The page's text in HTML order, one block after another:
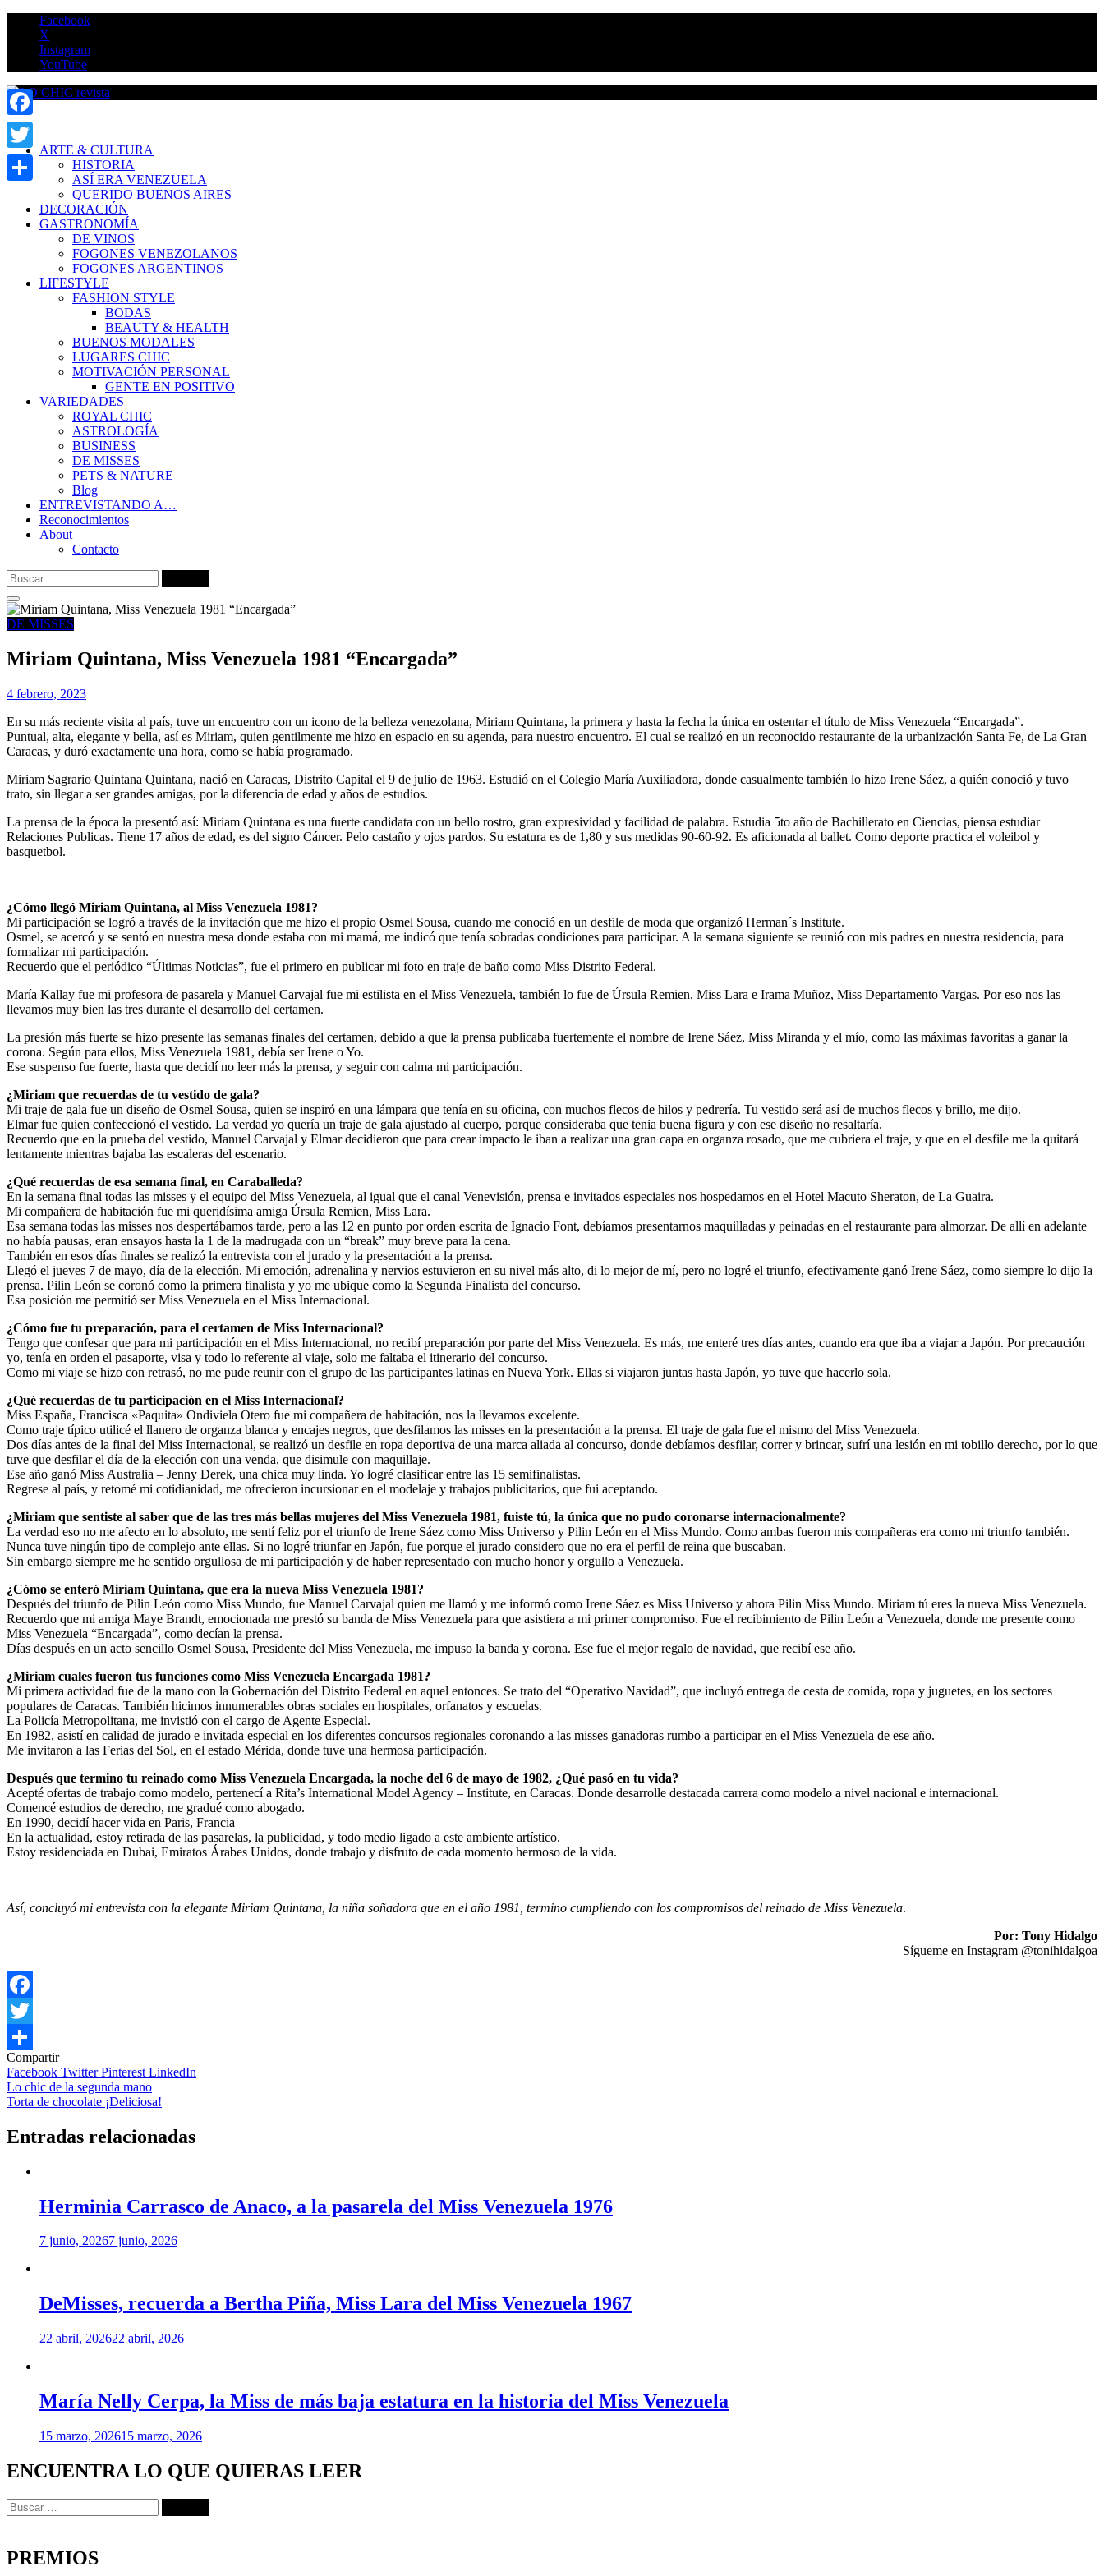
contenido
Facebook
X
Instagram
YouTube
LO CHIC revista
ARTE & CULTURA
HISTORIA
ASÍ ERA VENEZUELA
QUERIDO BUENOS AIRES
DECORACIÓN
GASTRONOMÍA
DE VINOS
FOGONES VENEZOLANOS
FOGONES ARGENTINOS
LIFESTYLE
FASHION STYLE
BODAS
BEAUTY & HEALTH
BUENOS MODALES
LUGARES CHIC
MOTIVACIÓN PERSONAL
GENTE EN POSITIVO
VARIEDADES
ROYAL CHIC
ASTROLOGÍA
BUSINESS
DE MISSES
PETS & NATURE
Blog
ENTREVISTANDO A…
Reconocimientos
About
Contacto
Buscar:
DE MISSES
Miriam Quintana, Miss Venezuela 1981 “Encargada”
4 febrero, 2023
En su más reciente visita al país, tuve un encuentro con un icono de la belleza venezolana, Miriam Quintana, la primera y hasta la fecha la única en ostentar el título de Miss Venezuela “Encargada”.
Puntual, alta, elegante y bella, así es Miriam, quien gentilmente me hizo en espacio en su agenda, para nuestro encuentro. El cual se realizó en un reconocido restaurante de la urbanización Santa Fe, de La Gran
Caracas, y duró exactamente una hora, como se había programado.
Miriam Sagrario Quintana Quintana, nació en Caracas, Distrito Capital el 9 de julio de 1963. Estudió en el Colegio María Auxiliadora, donde casualmente también lo hizo Irene Sáez, a quién conoció y tuvo
trato, sin llegar a ser grandes amigas, por la diferencia de edad y años de estudios.
La prensa de la época la presentó así: Miriam Quintana es una fuerte candidata con un bello rostro, gran expresividad y facilidad de palabra. Estudia 5to año de Bachillerato en Ciencias, piensa estudiar
Relaciones Publicas. Tiene 17 años de edad, es del signo Cáncer. Pelo castaño y ojos pardos. Su estatura es de 1,80 y sus medidas 90-60-92. Es aficionada al ballet. Como deporte practica el voleibol y
basquetbol.
¿Cómo llegó Miriam Quintana, al Miss Venezuela 1981?
Mi participación se logró a través de la invitación que me hizo el propio Osmel Sousa, cuando me conoció en un desfile de moda que organizó Herman´s Institute.
Osmel, se acercó y se sentó en nuestra mesa donde estaba con mi mamá, me indicó que tenía sobradas condiciones para participar. A la semana siguiente se reunió con mis padres en nuestra residencia, para
formalizar mi participación.
Recuerdo que el periódico “Últimas Noticias”, fue el primero en publicar mi foto en traje de baño como Miss Distrito Federal.
María Kallay fue mi profesora de pasarela y Manuel Carvajal fue mi estilista en el Miss Venezuela, también lo fue de Úrsula Remien, Miss Lara e Irama Muñoz, Miss Departamento Vargas. Por eso nos las
llevamos muy bien las tres durante el desarrollo del certamen.
La presión más fuerte se hizo presente las semanas finales del certamen, debido a que la prensa publicaba fuertemente el nombre de Irene Sáez, Miss Miranda y el mío, como las máximas favoritas a ganar la
corona. Según para ellos, Miss Venezuela 1981, debía ser Irene o Yo.
Ese suspenso fue fuerte, hasta que decidí no leer más la prensa, y seguir con calma mi participación.
¿Miriam que recuerdas de tu vestido de gala?
Mi traje de gala fue un diseño de Osmel Sousa, quien se inspiró en una lámpara que tenía en su oficina, con muchos flecos de hilos y pedrería. Tu vestido será así de muchos flecos y brillo, me dijo.
Elmar fue quien confeccionó el vestido. La verdad yo quería un traje de gala ajustado al cuerpo, porque consideraba que tenia buena figura y con ese diseño no resaltaría.
Recuerdo que en la prueba del vestido, Manuel Carvajal y Elmar decidieron que para crear impacto le iban a realizar una gran capa en organza rosado, que me cubriera el traje, y que en el desfile me la quitará
lentamente mientras bajaba las escaleras del escenario.
¿Qué recuerdas de esa semana final, en Caraballeda?
En la semana final todas las misses y el equipo del Miss Venezuela, al igual que el canal Venevisión, prensa e invitados especiales nos hospedamos en el Hotel Macuto Sheraton, de La Guaira.
Mi compañera de habitación fue mi queridísima amiga Úrsula Remien, Miss Lara.
Esa semana todas las misses nos despertábamos tarde, pero a las 12 en punto por orden escrita de Ignacio Font, debíamos presentarnos maquilladas y peinadas en el restaurante para almorzar. De allí en adelante
no había pausas, eran ensayos hasta la 1 de la madrugada con un “break” muy breve para la cena.
También en esos días finales se realizó la entrevista con el jurado y la presentación a la prensa.
Llegó el jueves 7 de mayo, día de la elección. Mi emoción, adrenalina y nervios estuvieron en su nivel más alto, di lo mejor de mí, pero no logré el triunfo, efectivamente ganó Irene Sáez, como siempre lo dijo la
prensa. Pilin León se coronó como la primera finalista y yo me ubique como la Segunda Finalista del concurso.
Esa posición me permitió ser Miss Venezuela en el Miss Internacional.
¿Cómo fue tu preparación, para el certamen de Miss Internacional?
Tengo que confesar que para mi participación en el Miss Internacional, no recibí preparación por parte del Miss Venezuela. Es más, me enteré tres días antes, cuando era que iba a viajar a Japón. Por precaución
yo, tenía en orden el pasaporte, visa y todo lo referente al viaje, solo me faltaba el itinerario del concurso.
Como mi viaje se hizo con retrasó, no me pude reunir con el grupo de las participantes latinas en Nueva York. Ellas si viajaron juntas hasta Japón, yo tuve que hacerlo sola.
¿Qué recuerdas de tu participación en el Miss Internacional?
Miss España, Francisca «Paquita» Ondiviela Otero fue mi compañera de habitación, nos la llevamos excelente.
Como traje típico utilicé el llanero de organza blanca y encajes negros, que desfilamos las misses en la presentación a la prensa. El traje de gala fue el mismo del Miss Venezuela.
Dos días antes de la final del Miss Internacional, se realizó un desfile en ropa deportiva de una marca aliada al concurso, donde debíamos desfilar, correr y brincar, sufrí una lesión en mi tobillo derecho, por lo que
tuve que desfilar el día de la elección con una venda, que disimule con maquillaje.
Ese año ganó Miss Australia – Jenny Derek, una chica muy linda. Yo logré clasificar entre las 15 semifinalistas.
Regrese al país, y retomé mi cotidianidad, me ofrecieron incursionar en el modelaje y trabajos publicitarios, que fui aceptando.
¿Miriam que sentiste al saber que de las tres más bellas mujeres del Miss Venezuela 1981, fuiste tú, la única que no pudo coronarse internacionalmente?
La verdad eso no me afecto en lo absoluto, me sentí feliz por el triunfo de Irene Sáez como Miss Universo y Pilin León en el Miss Mundo. Como ambas fueron mis compañeras era como mi triunfo también.
Nunca tuve ningún tipo de complejo ante ellas. Si no logré triunfar en Japón, fue porque el jurado considero que no era el perfil de reina que buscaban.
Sin embargo siempre me he sentido orgullosa de mi participación y de haber representado con mucho honor y orgullo a Venezuela.
¿Cómo se enteró Miriam Quintana, que era la nueva Miss Venezuela 1981?
Después del triunfo de Pilin León como Miss Mundo, fue Manuel Carvajal quien me llamó y me informó como Irene Sáez es Miss Universo y ahora Pilin Miss Mundo. Miriam tú eres la nueva Miss Venezuela.
Recuerdo que mi amiga Maye Brandt, emocionada me prestó su banda de Miss Venezuela para que asistiera a mi primer compromiso. Fue el recibimiento de Pilin León a Venezuela, donde me presente como
Miss Venezuela “Encargada”, como decían la prensa.
Días después en un acto sencillo Osmel Sousa, Presidente del Miss Venezuela, me impuso la banda y corona. Ese fue el mejor regalo de navidad, que recibí ese año.
¿Miriam cuales fueron tus funciones como Miss Venezuela Encargada 1981?
Mi primera actividad fue de la mano con la Gobernación del Distrito Federal en aquel entonces. Se trato del “Operativo Navidad”, que incluyó entrega de cesta de comida, ropa y juguetes, en los sectores
populares de Caracas. También hicimos innumerables obras sociales en hospitales, orfanatos y escuelas.
La Policía Metropolitana, me invistió con el cargo de Agente Especial.
En 1982, asistí en calidad de jurado e invitada especial en los diferentes concursos regionales coronando a las misses ganadoras rumbo a participar en el Miss Venezuela de ese año.
Me invitaron a las Ferias del Sol, en el estado Mérida, donde tuve una hermosa participación.
Después que termino tu reinado como Miss Venezuela Encargada, la noche del 6 de mayo de 1982, ¿Qué pasó en tu vida?
Acepté ofertas de trabajo como modelo, pertenecí a Rita’s International Model Agency – Institute, en Caracas. Donde desarrolle destacada carrera como modelo a nivel nacional e internacional.
Comencé estudios de derecho, me gradué como abogado.
En 1990, decidí hacer vida en Paris, Francia
En la actualidad, estoy retirada de las pasarelas, la publicidad, y todo medio ligado a este ambiente artístico.
Estoy residenciada en Dubai, Emiratos Árabes Unidos, donde trabajo y disfruto de cada momento hermoso de la vida.
Así, concluyó mi entrevista con la elegante Miriam Quintana, la niña soñadora que en el año 1981, termino cumpliendo con los compromisos del reinado de Miss Venezuela.
Por: Tony Hidalgo
Sígueme en Instagram @tonihidalgoa
Facebook
Twitter
Compartir
Compartir
Facebook TwitterPinterest LinkedIn
Navegación
de
entradas
Lo chic de la segunda mano
Torta de chocolate ¡Deliciosa!
Entradas relacionadas
Herminia Carrasco de Anaco, a la pasarela del Miss Venezuela 1976
7 junio, 20267 junio, 2026
DeMisses, recuerda a Bertha Piña, Miss Lara del Miss Venezuela 1967
22 abril, 202622 abril, 2026
María Nelly Cerpa, la Miss de más baja estatura en la historia del Miss Venezuela
15 marzo, 202615 marzo, 2026
ENCUENTRA LO QUE QUIERAS LEER
Buscar:
PREMIOS
Facebook
Twitter
Compartir